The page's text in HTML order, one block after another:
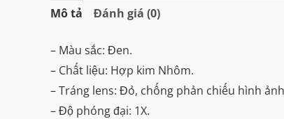
Mô tả Đánh giá (0)
– Màu sắc: Đen.
– Chất liệu: Hợp kim Nhôm.
– Tráng lens: Đỏ, chống phản chiếu hình
– Độ phóng đại: 1X.